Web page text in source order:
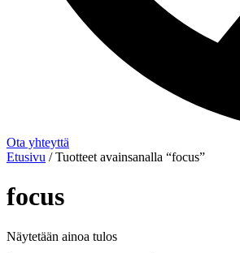
Ota yhteyttä
Etusivu / Tuotteet avainsanalla “focus”
focus
Näytetään ainoa tulos